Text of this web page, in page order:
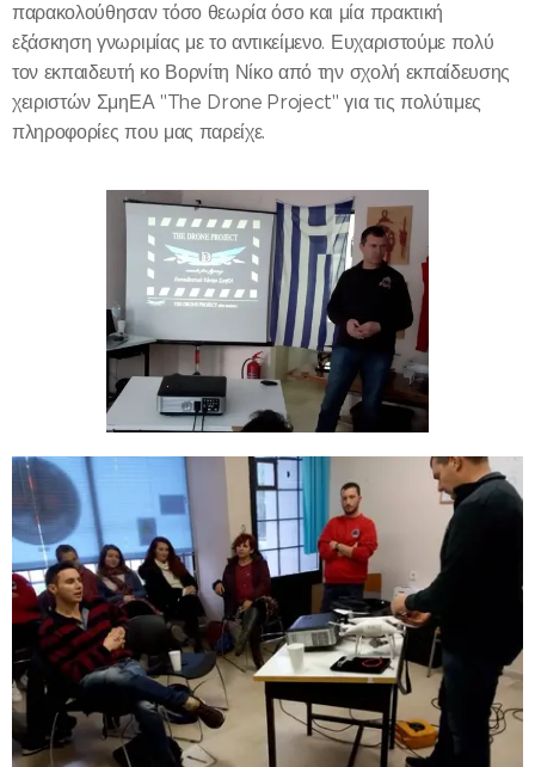
παρακολούθησαν τόσο θεωρία όσο και μία πρακτική
εξάσκηση γνωριμίας με το αντικείμενο. Ευχαριστούμε πολύ
τον εκπαιδευτή κο Βορνίτη Νίκο από την σχολή εκπαίδευσης
χειριστών ΣμηΕΑ "The Drone Project" για τις πολύτιμες
πληροφορίες που μας παρείχε.